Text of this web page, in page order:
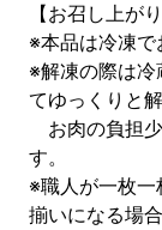
【お召し上が
※本品は冷凍で
※解凍の際は冷
てゆっくりと
お肉の負担
す。
※職人が一枚一
揃いになる場